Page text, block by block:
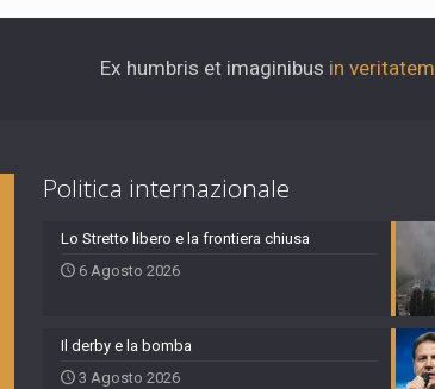
Ex humbris et imaginibus in veritatem
Politica internazionale
Lo Stretto libero e la frontiera chiusa
6 Agosto 2026
Il derby e la bomba
3 Agosto 2026